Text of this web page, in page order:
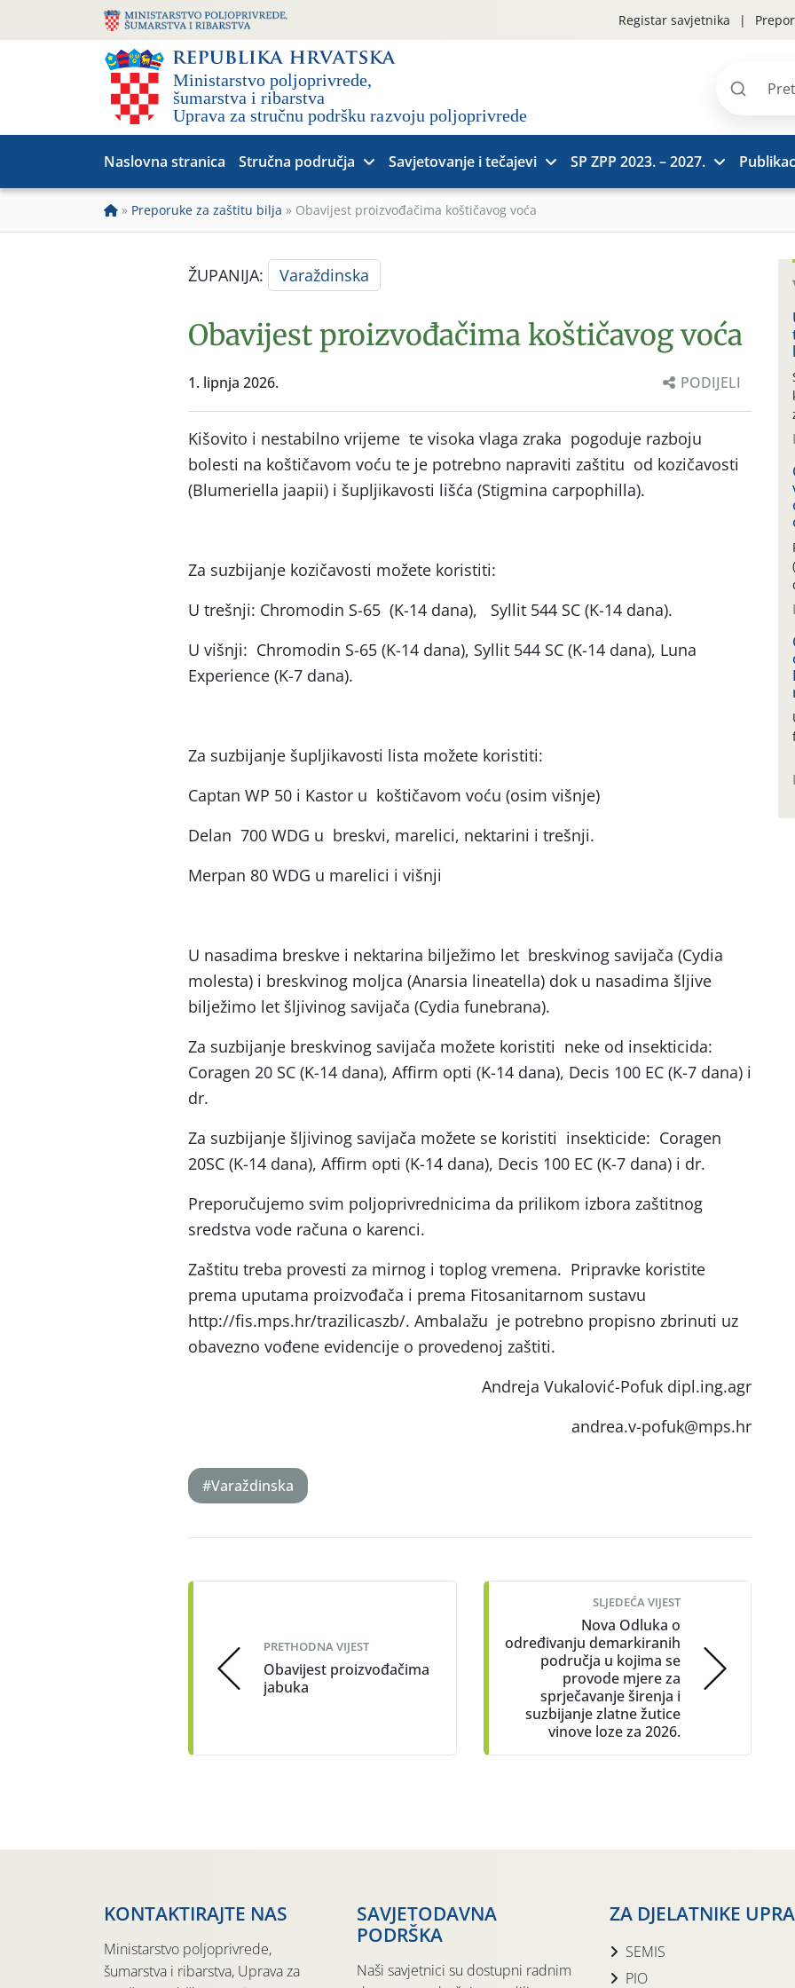
Registar savjetnika
Pretraži
Naslovna stranica Stručna područja Savjetovanje i tečajevi SP ZPP 2023. – 2027.
» Preporuke za zaštitu bilja » Obavijest proizvođačima koštičavog voća
ŽUPANIJA: Varaždinska
Obavijest proizvođačima koštičavog voća
1. lipnja 2026. PODIJELI
Kišovito i nestabilno vrijeme te visoka vlaga zraka pogoduje razboju
bolesti na koštičavom voću te je potrebno napraviti zaštitu od kozičavosti
(Blumeriella jaapii) i šupljikavosti lišća (Stigmina carpophilla).
Za suzbijanje kozičavosti možete koristiti:
U trešnji: Chromodin S-65 (K-14 dana), Syllit 544 SC (K-14 dana).
U višnji: Chromodin S-65 (K-14 dana), Syllit 544 SC (K-14 dana), Luna
Experience (K-7 dana).
Za suzbijanje šupljikavosti lista možete koristiti:
Captan WP 50 i Kastor u koštičavom voću (osim višnje)
Delan 700 WDG u breskvi, marelici, nektarini i trešnji.
Merpan 80 WDG u marelici i višnji
U nasadima breskve i nektarina bilježimo let breskvinog savijača (Cydia
molesta) i breskvinog moljca (Anarsia lineatella) dok u nasadima šljive
bilježimo let šljivinog savijača (Cydia funebrana).
Za suzbijanje breskvinog savijača možete koristiti neke od insekticida:
Coragen 20 SC (K-14 dana), Affirm opti (K-14 dana), Decis 100 EC (K-7 dana) i
dr.
Za suzbijanje šljivinog savijača možete se koristiti insekticide: Coragen
20SC (K-14 dana), Affirm opti (K-14 dana), Decis 100 EC (K-7 dana) i dr.
Preporučujemo svim poljoprivrednicima da prilikom izbora zaštitnog
sredstva vode računa o karenci.
Zaštitu treba provesti za mirnog i toplog vremena. Pripravke koristite
prema uputama proizvođača i prema Fitosanitarnom sustavu
http://fis.mps.hr/trazilicaszb/. Ambalažu je potrebno propisno zbrinuti uz
obavezno vođene evidencije o provedenoj zaštiti.
Andreja Vukalović-Pofuk dipl.ing.agr
andrea.v-pofuk@mps.hr
#Varaždinska
navigation
PRETHODNA VIJEST
Obavijest proizvođačima
jabuka
SLJEDEĆA VIJEST
Nova Odluka o
određivanju demarkiranih
područja u kojima se
provode mjere za
sprječavanje širenja i
suzbijanje zlatne žutice
vinove loze za 2026.
KONTAKTIRAJTE NAS
Ministarstvo poljoprivrede,
šumarstva i ribarstva, Uprava za
SAVJETODAVNA
PODRŠKA
Naši savjetnici su dostupni radnim
ZA DJELATNIKE
SEMIS
PIO